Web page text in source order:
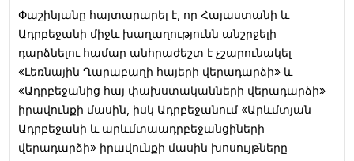
Փաշինյանը հայտարարել է, որ Հայաստանի և
Ադրբեջանի միջև խաղաղությունն անշրջելի
դարձնելու համար անհրաժեշտ է չշարունակել
«Լեռնային Ղարաբաղի հայերի վերադարձի» և
«Ադրբեջանից հայ փախստականների վերադարձի»
իրավունքի մասին, իսկ Ադրբեջանում «Արևմտյան
Ադրբեջանի և արևմտաադրբեջանցիների
վերադարձի» իրավունքի մասին խոսույթները